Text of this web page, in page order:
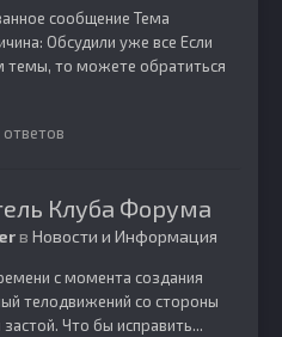
сообщение Тема
Обсудили уже все Если
темы, то можете обратиться
ответов
Клуба Форума
в Новости и Информация
с момента создания
телодвижений со стороны
Что бы исправить...